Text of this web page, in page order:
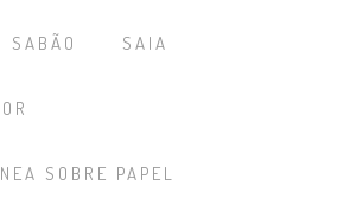
SABÃO SAIA
SOBRE PAPEL